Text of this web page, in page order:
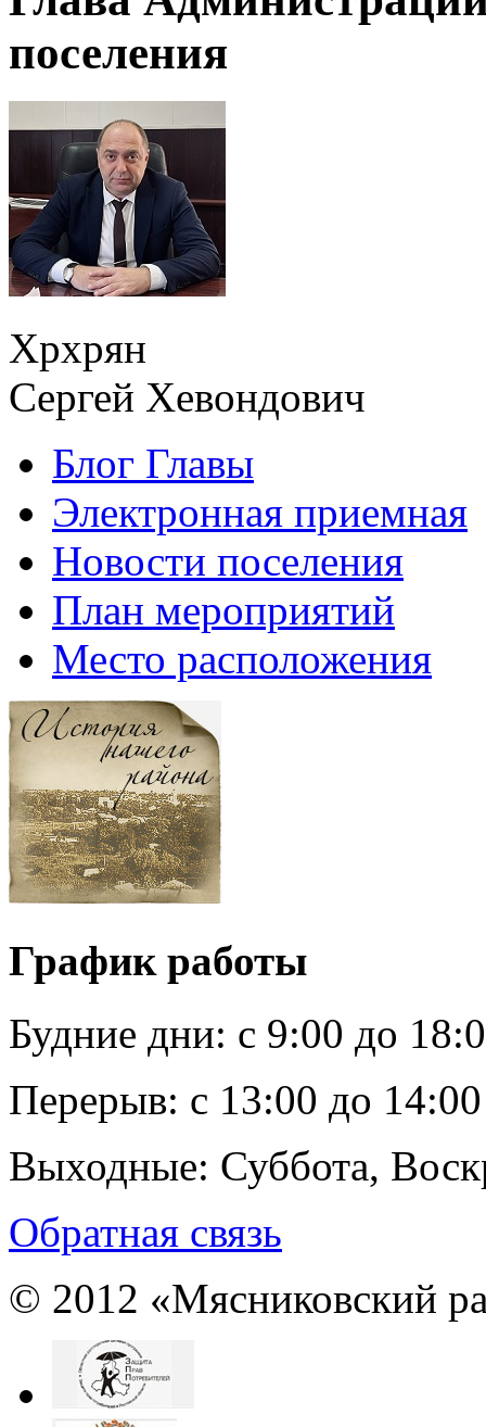
поселения
Хрхрян
Сергей Хевондович
Блог Главы
Электронная приемная
Новости поселения
План мероприятий
Место расположения
График работы
Будние дни: c 9:00 до
Перерыв: с 13:00 до 14:00
Выходные: Суббота,
Обратная связь
© 2012 «Мясниковский